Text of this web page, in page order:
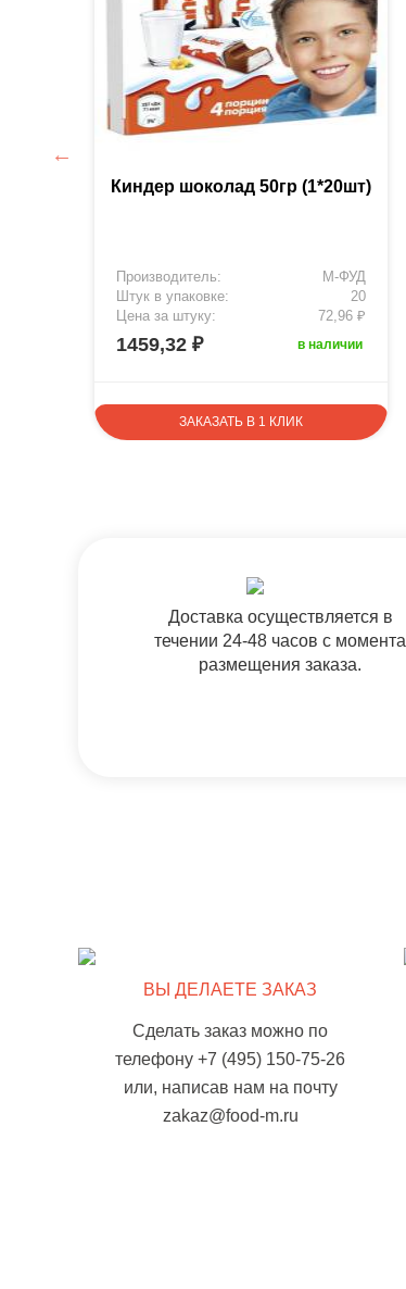
Киндер шоколад 50гр (1*20шт)
Производитель:
М-ФУД
Штук в упаковке:
20
Цена за штуку:
72,96 ₽
1459,32 ₽ в наличии
ЗАКАЗАТЬ В 1 КЛИК
Доставка осуществляется в
течении 24-48 часов с момента
размещения заказа.
ВЫ ДЕЛАЕТЕ ЗАКАЗ
Сделать заказ можно по
телефону +7 (495) 150-75-26
или, написав нам на почту
zakaz@food-m.ru